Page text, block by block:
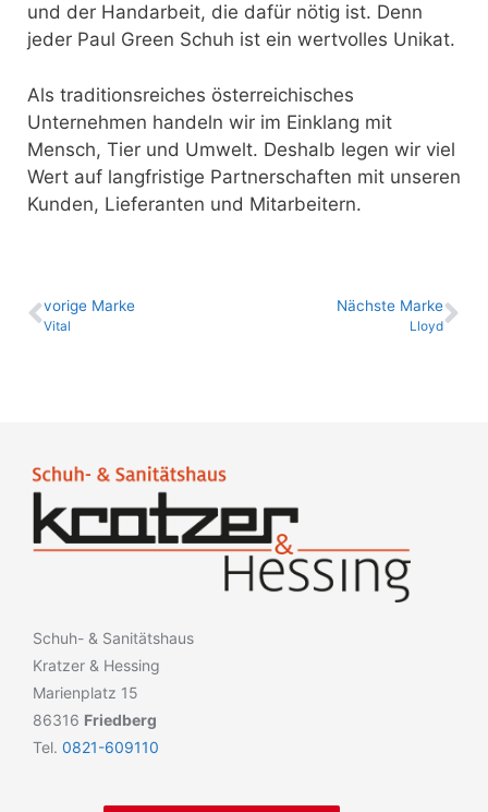
und der Handarbeit, die dafür nötig ist. Denn
jeder Paul Green Schuh ist ein wertvolles Unikat.
Als traditionsreiches österreichisches
Unternehmen handeln wir im Einklang mit
Mensch, Tier und Umwelt. Deshalb legen wir viel
Wert auf langfristige Partnerschaften mit unseren
Kunden, Lieferanten und Mitarbeitern.
vo­ri­ge Marke
Vital
Nächste Marke
Lloyd
Schuh- & Sanitätshaus
Kratzer & Hessing
Marienplatz 15
86316 Friedberg
Tel. 0821-609110